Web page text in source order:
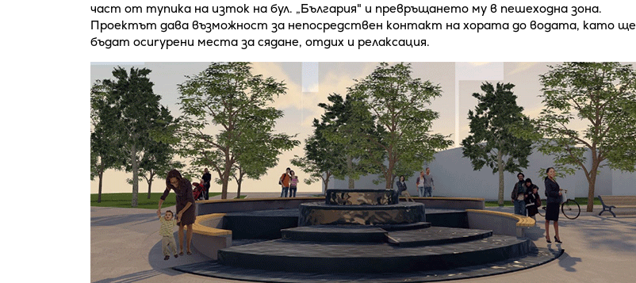
част от тyпика на изток на бул. „България" и превръщането му в пешеходна зона.
Проектът дава възможност за непосредствен контакт на хората до водата, като ще
бъдат осиryрени места за сядане, отдих и релаксация.